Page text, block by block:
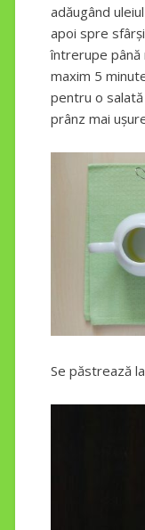
adăugând
apoi spre
întrerupe până
maxim 5
pentru o
prânz mai
Se păstrează